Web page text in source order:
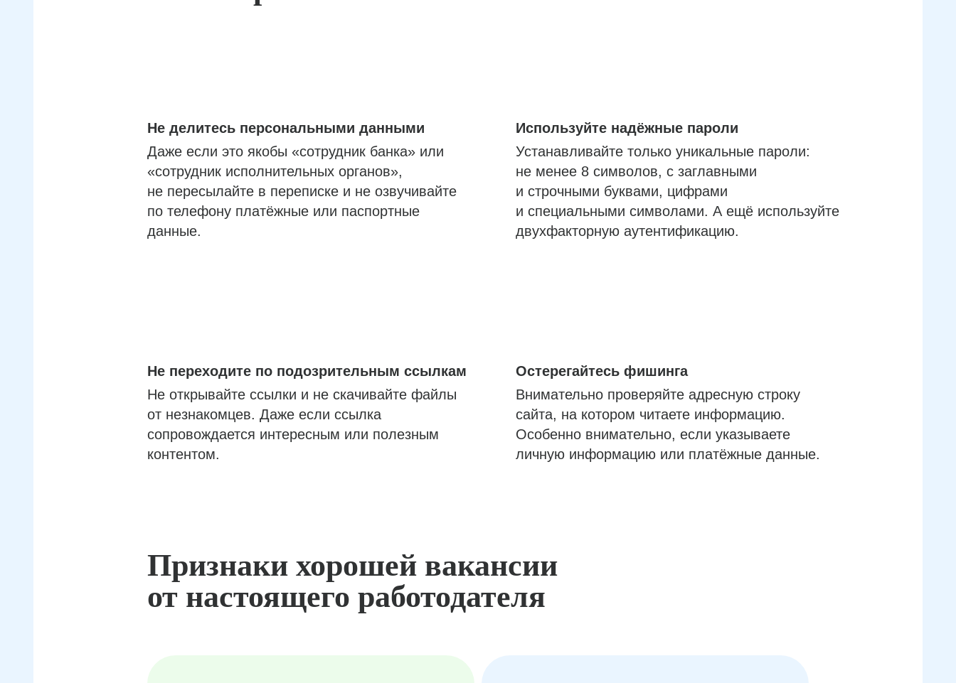
Не делитесь персональными данными
Даже если это якобы «сотрудник банка» или
«сотрудник исполнительных органов»,
не пересылайте в переписке и не озвучивайте
по телефону платёжные или паспортные
данные.
Используйте надёжные пароли
Устанавливайте только уникальные пароли:
не менее 8 символов, с заглавными
и строчными буквами, цифрами
и специальными символами. А ещё используйте
двухфакторную аутентификацию.
Не переходите по подозрительным ссылкам
Не открывайте ссылки и не скачивайте файлы
от незнакомцев. Даже если ссылка
сопровождается интересным или полезным
контентом.
Остерегайтесь фишинга
Внимательно проверяйте адресную строку
сайта, на котором читаете информацию.
Особенно внимательно, если указываете
личную информацию или платёжные данные.
Признаки хорошей вакансии
от настоящего работодателя